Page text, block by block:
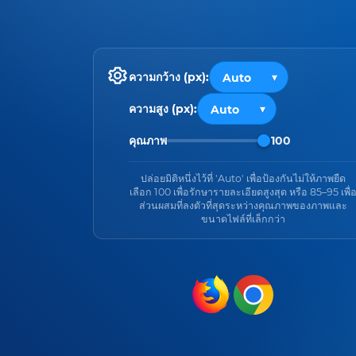
ความกว้าง (px):
ความสูง (px):
คุณภาพ 100
ปล่อยมิติหนึ่งไว้ที่ 'Auto' เพื่อป้องกันไม่ให้ภาพยืด
เลือก 100 เพื่อรักษารายละเอียดสูงสุด หรือ 85–95 เพื่อ
ส่วนผสมที่ลงตัวที่สุดระหว่างคุณภาพของภาพและ
ขนาดไฟล์ที่เล็กกว่า